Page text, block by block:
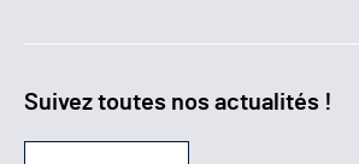
Suivez toutes nos actualités !